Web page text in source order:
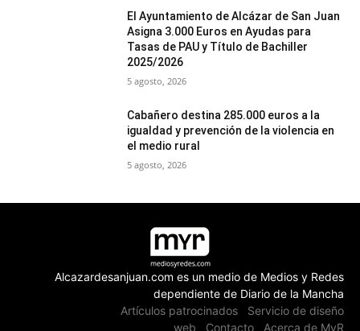
El Ayuntamiento de Alcázar de San Juan
Asigna 3.000 Euros en Ayudas para
Tasas de PAU y Título de Bachiller
2025/2026
5 agosto, 2026
Cabañero destina 285.000 euros a la
igualdad y prevención de la violencia en
el medio rural
5 agosto, 2026
Alcazardesanjuan.com es un medio de Medios y Redes
dependiente de Diario de la Mancha
Artículos patrocinados
Servicio de diseño
web
Contacto Acerca de MyR